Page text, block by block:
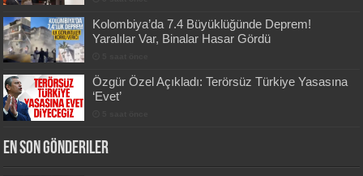
Kolombiya’da 7.4 Büyüklüğünde Deprem!
Yaralılar Var, Binalar Hasar Gördü
Özgür Özel Açıkladı: Terörsüz Türkiye Yasasına
‘Evet’
En Son Gönderiler